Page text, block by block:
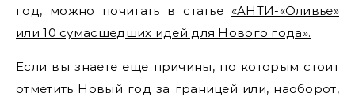
год, можно почитать в статье «AНТИ-«Оливье»
или 10 сумасшедших идей для Нового года».
Если вы знаете еще причины, по которым стоит
отметить Новый год за границей или, наоборот,